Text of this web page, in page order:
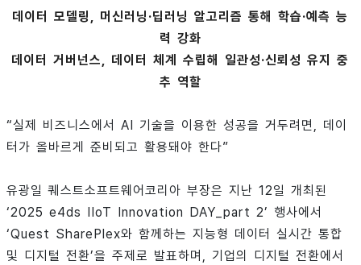
데이터 모델링, 머신러닝·딥러닝 알고리즘 통해 학습·예측 능
력 강화
데이터 거버넌스, 데이터 체계 수립해 일관성·신뢰성 유지 중
추 역할
“실제 비즈니스에서 AI 기술을 이용한 성공을 거두려면, 데이
터가 올바르게 준비되고 활용돼야 한다”
유광일 퀘스트소프트웨어코리아 부장은 지난 12일 개최된
‘2025 e4ds IIoT Innovation DAY_part 2’ 행사에서
‘Quest SharePlex와 함께하는 지능형 데이터 실시간 통합
및 디지털 전환’을 주제로 발표하며, 기업의 디지털 전환에서